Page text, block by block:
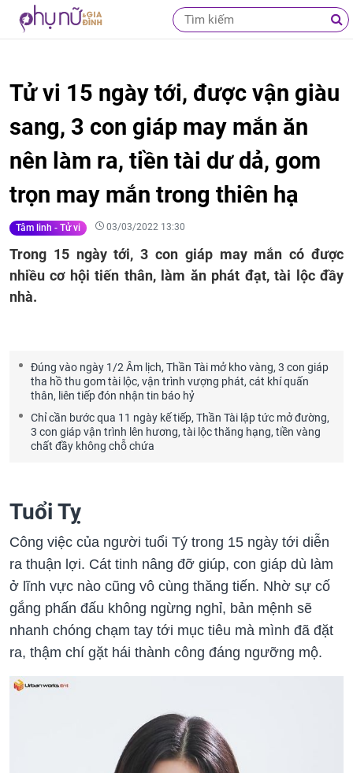
Tử vi 15 ngày tới, được vận giàu
sang, 3 con giáp may mắn ăn
nên làm ra, tiền tài dư dả, gom
trọn may mắn trong thiên hạ
Tâm linh - Tử vi 03/03/2022 13:30
Trong 15 ngày tới, 3 con giáp may mắn có được
nhiều cơ hội tiến thân, làm ăn phát đạt, tài lộc đầy
nhà.
Đúng vào ngày 1/2 Âm lịch, Thần Tài mở kho vàng, 3 con giáp
tha hồ thu gom tài lộc, vận trình vượng phát, cát khí quấn
thân, liên tiếp đón nhận tin báo hỷ
Chỉ cần bước qua 11 ngày kế tiếp, Thần Tài lập tức mở đường,
3 con giáp vận trình lên hương, tài lộc thăng hạng, tiền vàng
chất đầy không chỗ chứa
Tuổi Tỵ
Công việc của người tuổi Tý trong 15 ngày tới diễn
ra thuận lợi. Cát tinh nâng đỡ giúp, con giáp dù làm
ở lĩnh vực nào cũng vô cùng thăng tiến. Nhờ sự cố
gắng phấn đấu không ngừng nghỉ, bản mệnh sẽ
nhanh chóng chạm tay tới mục tiêu mà mình đã đặt
ra, thậm chí gặt hái thành công đáng ngưỡng mộ.